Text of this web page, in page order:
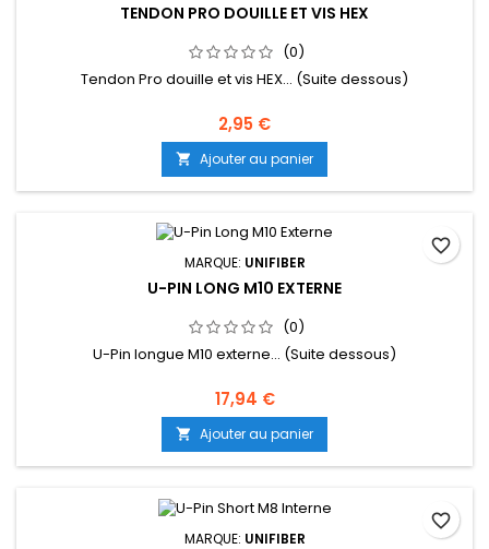
TENDON PRO DOUILLE ET VIS HEX
(0)
Tendon Pro douille et vis HEX... (Suite dessous)
2,95 €
 Ajouter au panier
MARQUE: UNIFIBER
U-PIN LONG M10 EXTERNE
(0)
U-Pin longue M10 externe... (Suite dessous)
17,94 €
 Ajouter au panier
favorite_border
MARQUE: UNIFIBER
favorite_border